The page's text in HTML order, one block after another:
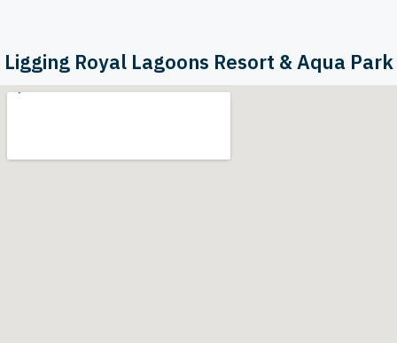
Ligging Royal Lagoons Resort & Aqua Park